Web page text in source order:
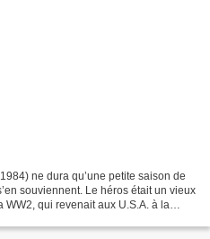
ne dura qu’une petite saison de
souviennent. Le héros était un vieux
qui revenait aux U.S.A. à la